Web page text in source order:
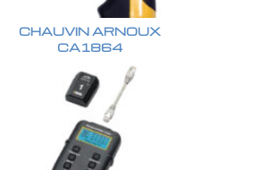
CHAUVIN ARNOUX
CA1864